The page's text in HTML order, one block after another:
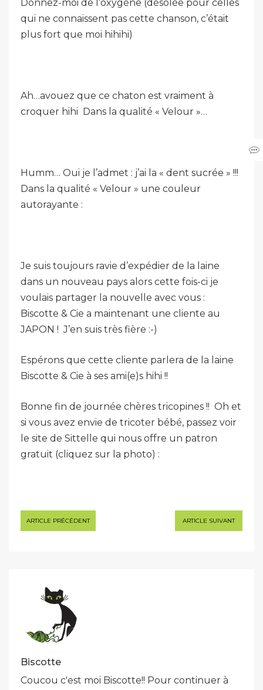
Donnez-moi de l’oxygène (désolée pour celles
qui ne connaissent pas cette chanson, c’était
plus fort que moi hihihi)
Ah…avouez que ce chaton est vraiment à
croquer hihi Dans la qualité « Velour »…
Humm… Oui je l’admet : j’ai la « dent sucrée » !!!
Dans la qualité « Velour » une couleur
autorayante :
Je suis toujours ravie d’expédier de la laine
dans un nouveau pays alors cette fois-ci je
voulais partager la nouvelle avec vous :
Biscotte & Cie a maintenant une cliente au
JAPON ! J’en suis très fière :-)
Espérons que cette cliente parlera de la laine
Biscotte & Cie à ses ami(e)s hihi !!
Bonne fin de journée chères tricopines !! Oh et
si vous avez envie de tricoter bébé, passez voir
le site de Sittelle qui nous offre un patron
gratuit (cliquez sur la photo) :
Navigation
de
ARTICLE PRÉCÉDENT ARTICLE SUIVANT
Biscotte
Coucou c'est moi Biscotte!! Pour continuer à